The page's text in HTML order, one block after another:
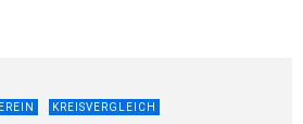
KREISVERGLEICH